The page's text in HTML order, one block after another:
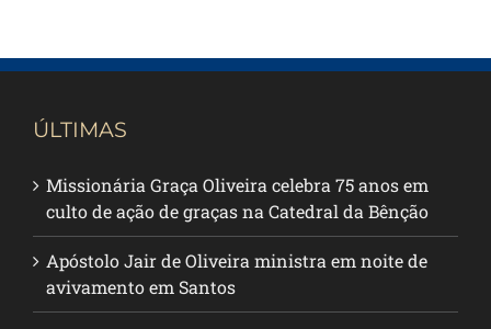
ÚLTIMAS
Missionária Graça Oliveira celebra 75 anos em
culto de ação de graças na Catedral da Bênção
Apóstolo Jair de Oliveira ministra em noite de
avivamento em Santos